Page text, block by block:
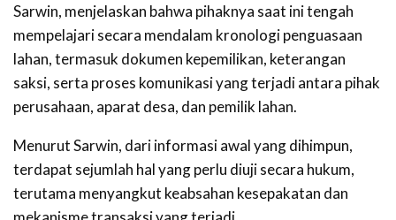
Sarwin, menjelaskan bahwa pihaknya saat ini tengah
mempelajari secara mendalam kronologi penguasaan
lahan, termasuk dokumen kepemilikan, keterangan
saksi, serta proses komunikasi yang terjadi antara pihak
perusahaan, aparat desa, dan pemilik lahan.
Menurut Sarwin, dari informasi awal yang dihimpun,
terdapat sejumlah hal yang perlu diuji secara hukum,
terutama menyangkut keabsahan kesepakatan dan